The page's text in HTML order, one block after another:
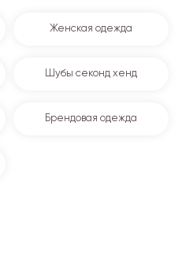
Женская одежда
Шубы секонд хенд
Брендовая одежда